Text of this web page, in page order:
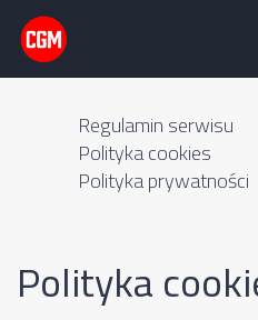
Regulamin serwisu
Polityka cookies
Polityka prywatności
Polityka